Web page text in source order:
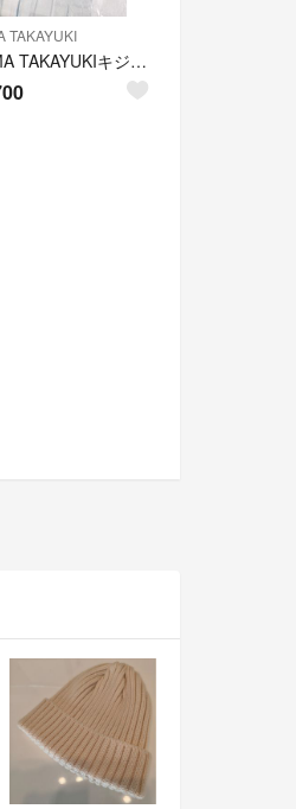
TAKAYUKI
KIJIMA TAKAYUKIキジマタカユキ帽子キャップダークネイビーサイズ1 (57cm)